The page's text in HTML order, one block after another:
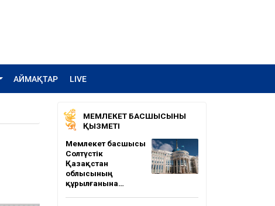
АЙМАҚТАР LIVE
МЕМЛЕКЕТ БАСШЫСЫНЫҢ
ҚЫЗМЕТІ
Мемлекет басшысы
Солтүстік
Қазақстан
облысының
құрылғанына…